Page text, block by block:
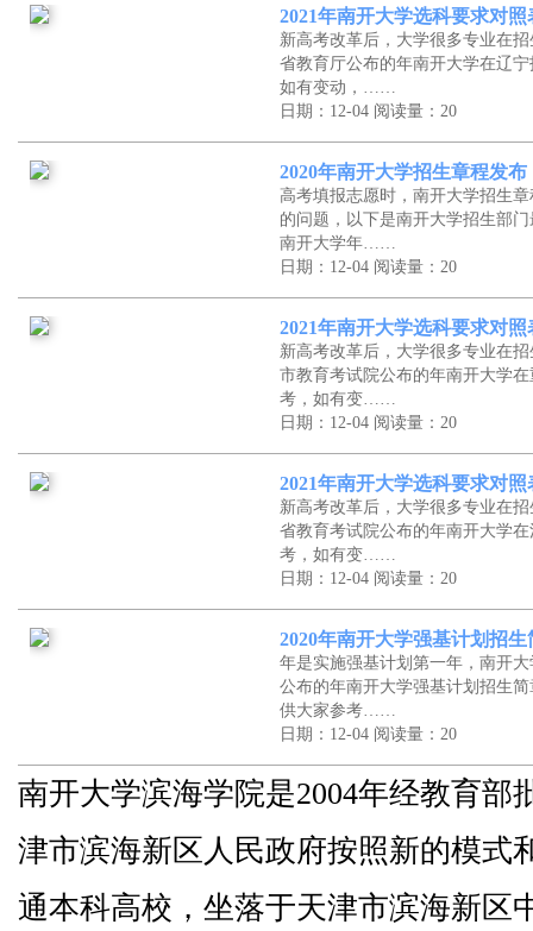
2021年南开大学选科要求对
新高考改革后，大学很多专业在
省教育厅公布的年南开大学在辽
如有变动，……
日期：12-04 阅读量：20
2020年南开大学招生章程发布
高考填报志愿时，南开大学招生
的问题，以下是南开大学招生部
南开大学年……
日期：12-04 阅读量：20
2021年南开大学选科要求对
新高考改革后，大学很多专业在
市教育考试院公布的年南开大学
考，如有变……
日期：12-04 阅读量：20
2021年南开大学选科要求对
新高考改革后，大学很多专业在
省教育考试院公布的年南开大学
考，如有变……
日期：12-04 阅读量：20
2020年南开大学强基计划招
年是实施强基计划第一年，南开
公布的年南开大学强基计划招生
供大家参考……
日期：12-04 阅读量：20
南开大学滨海学院是2004年经教育部
津市滨海新区人民政府按照新的模式
通本科高校，坐落于天津市滨海新区